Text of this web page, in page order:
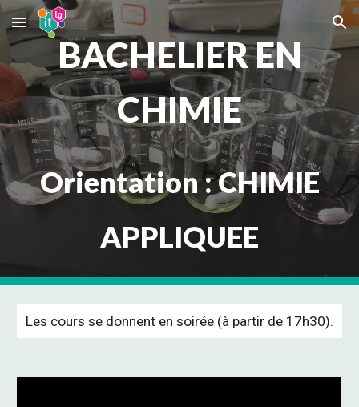
Skip to main content Skip to navigation
BACHELIER EN
CHIMIE
Orientation : CHIMIE
APPLIQUEE
Les cours se donnent en soirée (à partir de 17h30).